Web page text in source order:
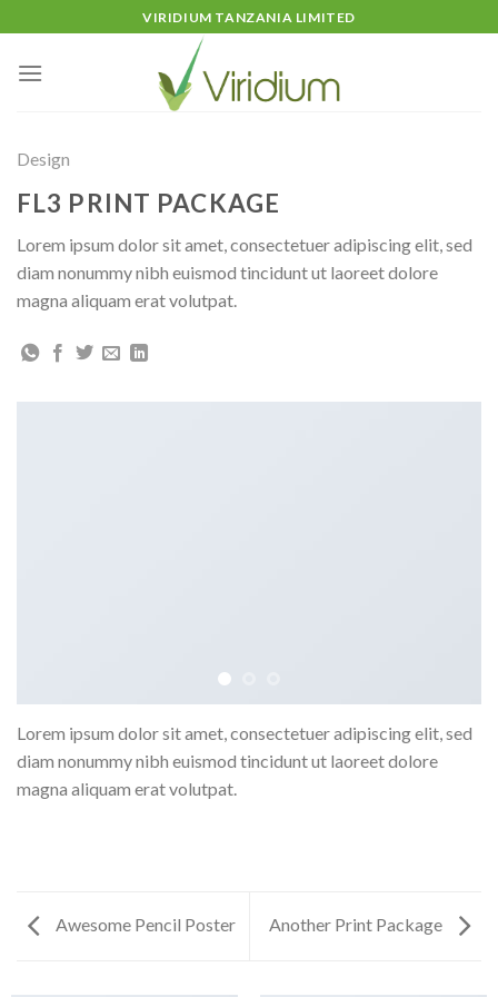
to
content
VIRIDIUM TANZANIA LIMITED
Design
FL3 PRINT PACKAGE
Lorem ipsum dolor sit amet, consectetuer adipiscing elit, sed
diam nonummy nibh euismod tincidunt ut laoreet dolore
magna aliquam erat volutpat.
Lorem ipsum dolor sit amet, consectetuer adipiscing elit, sed
diam nonummy nibh euismod tincidunt ut laoreet dolore
magna aliquam erat volutpat.
Awesome Pencil Poster Another Print Package